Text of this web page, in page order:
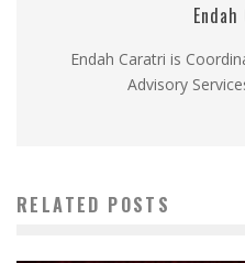
Endah Caratri is
Advisory
RELATED POSTS